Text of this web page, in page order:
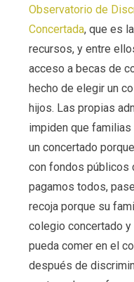
Observatorio de
Concertada, que es
recursos, y entre
acceso a becas de
hecho de elegir un
hijos. Las propias
impiden que
un concertado
con fondos públicos
pagamos todos,
recoja porque su
colegio concertado y
pueda comer en el
después de